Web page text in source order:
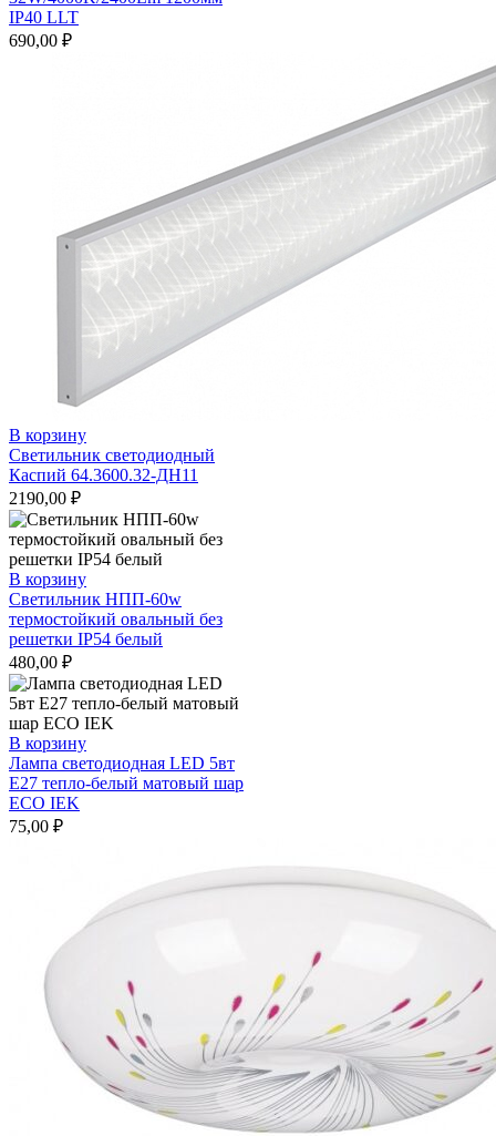
IP40 LLT
690,00 ₽
В корзину
Светильник светодиодный
Каспий 64.3600.32-ДН11
2190,00 ₽
В корзину
Светильник НПП-60w
термостойкий овальный без
решетки IP54 белый
480,00 ₽
В корзину
Лампа светодиодная LED 5вт
Е27 тепло-белый матовый шар
ECO IEK
75,00 ₽